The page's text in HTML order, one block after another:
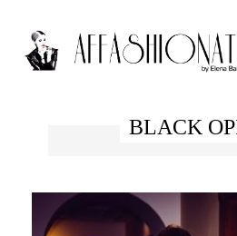
FASHION
BLACK